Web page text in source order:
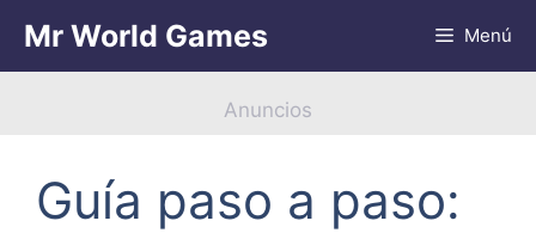
contenido
Mr World Games Menú
Anuncios
Guía paso a paso: